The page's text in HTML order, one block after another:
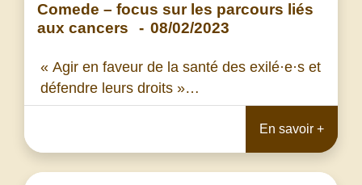
Comede – focus sur les parcours liés
aux cancers
- 08/02/2023
« Agir en faveur de la santé des exilé·e·s et
défendre leurs droits »…
En savoir +